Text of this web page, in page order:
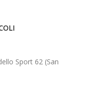
Sport 62 (San